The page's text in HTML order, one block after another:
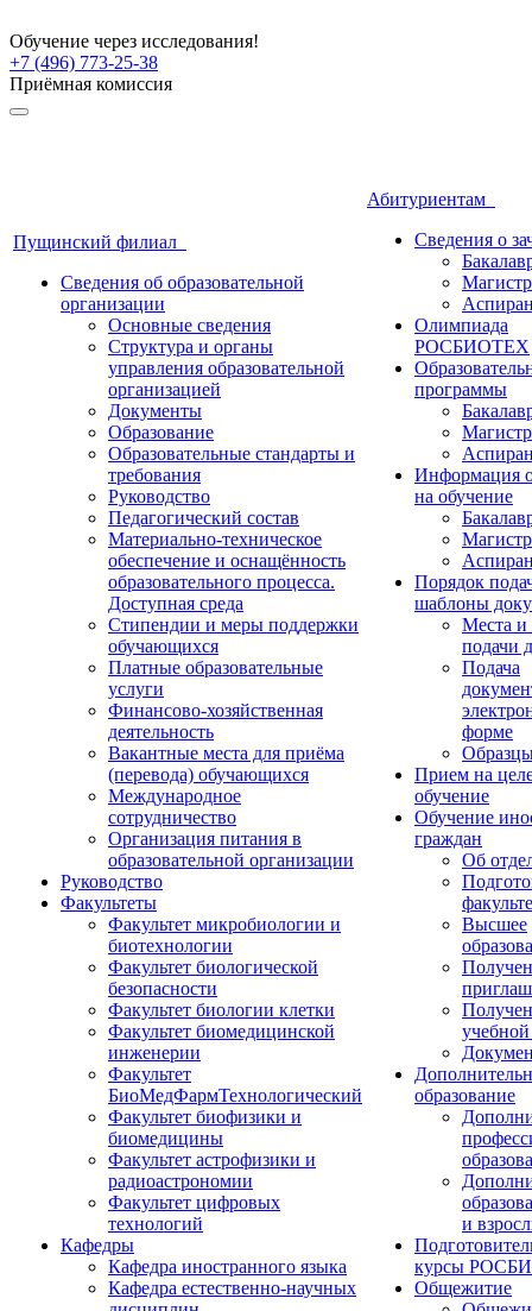
Обучение через исследования!
+7 (496) 773-25-38
Приёмная комиссия
Пущинский филиал
Сведения об образовательной
организации
Основные сведения
Структура и органы
управления образовательной
организацией
Документы
Образование
Образовательные стандарты и
требования
Руководство
Педагогический состав
Материально-техническое
обеспечение и оснащённость
образовательного процесса.
Доступная среда
Стипендии и меры поддержки
обучающихся
Платные образовательные
услуги
Финансово-хозяйственная
деятельность
Вакантные места для приёма
(перевода) обучающихся
Международное
сотрудничество
Организация питания в
образовательной организации
Руководство
Факультеты
Факультет микробиологии и
биотехнологии
Факультет биологической
безопасности
Факультет биологии клетки
Факультет биомедицинской
инженерии
Факультет
БиоМедФармТехнологический
Факультет биофизики и
биомедицины
Факультет астрофизики и
радиоастрономии
Факультет цифровых
технологий
Кафедры
Кафедра иностранного языка
Кафедра естественно-научных
Абитуриентам
Сведения о
Олимпиада
РОСБИОТЕХ
программы
Информация
на обучение
Порядок
шаблоны
Места и
подачи
Подача
форме
Прием на
обучение
Обучение
граждан
Об
Высшее
образование
и
курсы
Общежитие